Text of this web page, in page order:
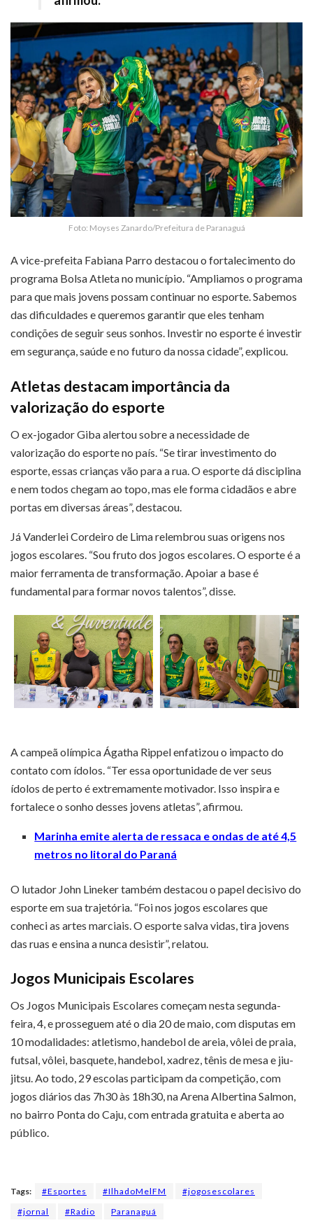
Foto: Moyses Zanardo/Prefeitura de Paranaguá
A vice-prefeita Fabiana Parro destacou o fortalecimento do
programa Bolsa Atleta no município. “Ampliamos o programa
para que mais jovens possam continuar no esporte. Sabemos
das dificuldades e queremos garantir que eles tenham
condições de seguir seus sonhos. Investir no esporte é investir
em segurança, saúde e no futuro da nossa cidade”, explicou.
Atletas destacam importância da
valorização do esporte
O ex-jogador Giba alertou sobre a necessidade de
valorização do esporte no país. “Se tirar investimento do
esporte, essas crianças vão para a rua. O esporte dá disciplina
e nem todos chegam ao topo, mas ele forma cidadãos e abre
portas em diversas áreas”, destacou.
Já Vanderlei Cordeiro de Lima relembrou suas origens nos
jogos escolares. “Sou fruto dos jogos escolares. O esporte é a
maior ferramenta de transformação. Apoiar a base é
fundamental para formar novos talentos”, disse.
A campeã olímpica Ágatha Rippel enfatizou o impacto do
contato com ídolos. “Ter essa oportunidade de ver seus
ídolos de perto é extremamente motivador. Isso inspira e
fortalece o sonho desses jovens atletas”, afirmou.
Marinha emite alerta de ressaca e ondas de até 4,5
metros no litoral do Paraná
O lutador John Lineker também destacou o papel decisivo do
esporte em sua trajetória. “Foi nos jogos escolares que
conheci as artes marciais. O esporte salva vidas, tira jovens
das ruas e ensina a nunca desistir”, relatou.
Jogos Municipais Escolares
Os Jogos Municipais Escolares começam nesta segunda-
feira, 4, e prosseguem até o dia 20 de maio, com disputas em
10 modalidades: atletismo, handebol de areia, vôlei de praia,
futsal, vôlei, basquete, handebol, xadrez, tênis de mesa e jiu-
jitsu. Ao todo, 29 escolas participam da competição, com
jogos diários das 7h30 às 18h30, na Arena Albertina Salmon,
no bairro Ponta do Caju, com entrada gratuita e aberta ao
público.
Tags: #Esportes #IlhadoMelFM
#jogosescolares
#jornal
#Radio Paranaguá